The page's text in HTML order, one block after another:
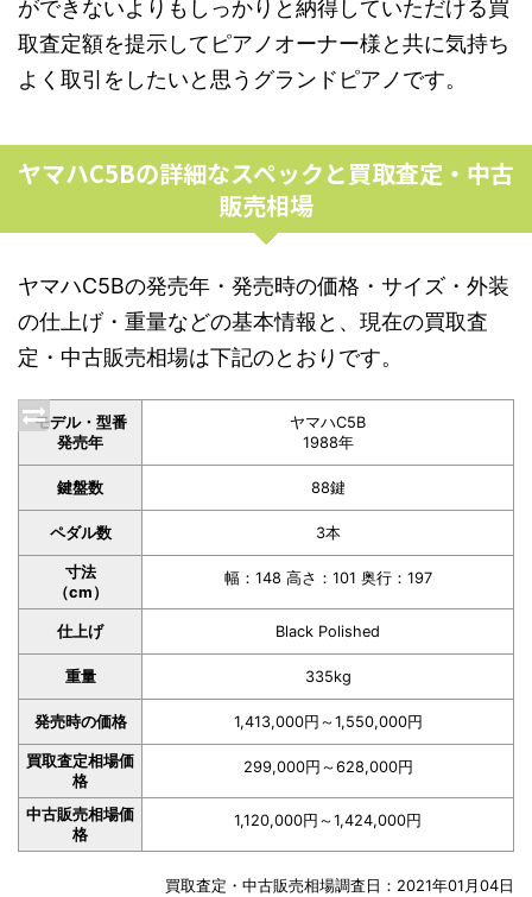
ができないよりもしっかりと納得していただける買
取査定額を提示してピアノオーナー様と共に気持ち
よく取引をしたいと思うグランドピアノです。
ヤマハC5Bの詳細なスペックと買取査定・中古
販売相場
ヤマハC5Bの発売年・発売時の価格・サイズ・外装
の仕上げ・重量などの基本情報と、現在の買取査
定・中古販売相場は下記のとおりです。
モデル・型番
発売年
ヤマハC5B
1988年
鍵盤数 88鍵
ペダル数 3本
寸法
（cm）
幅：148 高さ：101 奥行：197
仕上げ Black Polished
重量 335kg
発売時の価格 1,413,000円～1,550,000円
買取査定相場価
格
299,000円～628,000円
中古販売相場価
格
1,120,000円～1,424,000円
買取査定・中古販売相場調査日：2021年01月04日